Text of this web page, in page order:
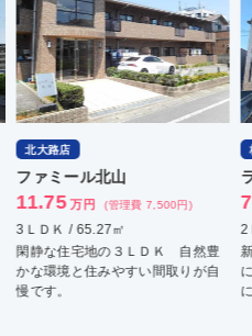
北大路店
ファミール北山
11.75 万円 (管理費 7,500円)
3ＬＤＫ / 65.27㎡
閑静な住宅地の３ＬＤＫ 自然豊
かな環境と住みやすい間取りが自
慢です。
2